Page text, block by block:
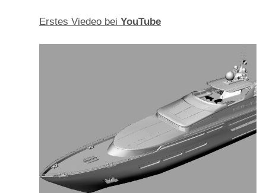
Erstes Viedeo bei YouTube